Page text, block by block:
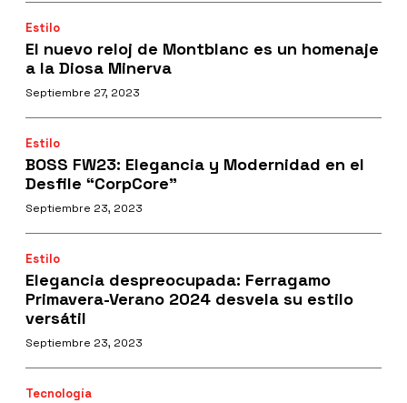
Estilo
El nuevo reloj de Montblanc es un homenaje
a la Diosa Minerva
Septiembre 27, 2023
Estilo
BOSS FW23: Elegancia y Modernidad en el
Desfile “CorpCore”
Septiembre 23, 2023
Estilo
Elegancia despreocupada: Ferragamo
Primavera-Verano 2024 desvela su estilo
versátil
Septiembre 23, 2023
Tecnología